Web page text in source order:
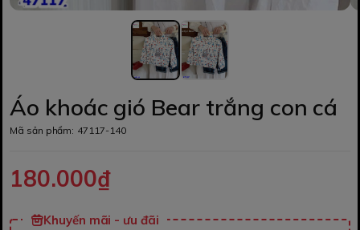
Áo khoác gió Bear trắng con cá
Mã sản phẩm: 47117-140
180.000₫
Khuyến mãi - ưu đãi